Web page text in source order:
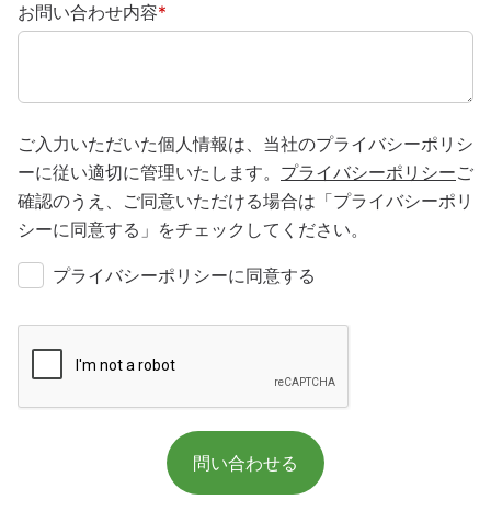
お問い合わせ内容*
ご入力いただいた個人情報は、当社のプライバシーポリシ
ーに従い適切に管理いたします。 プライバシーポリシーご
確認のうえ、ご同意いただける場合は「プライバシーポリ
シーに同意する」をチェックしてください。
プライバシーポリシーに同意する